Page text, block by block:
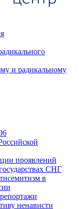
и радикальному
проявлений
СНГ
в
ненависти